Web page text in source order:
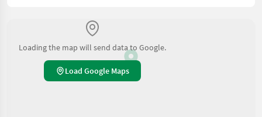
Loading the map will send data to Google.
Load Google Maps